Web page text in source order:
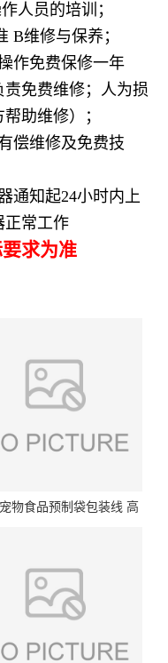
人员的培训；
B维修与保养；
作免费保修一年
责免费维修；人为损
助维修）；
偿维修及免费技
通知起24小时内上
正常工作
求为准
物食品预制袋包装线 高